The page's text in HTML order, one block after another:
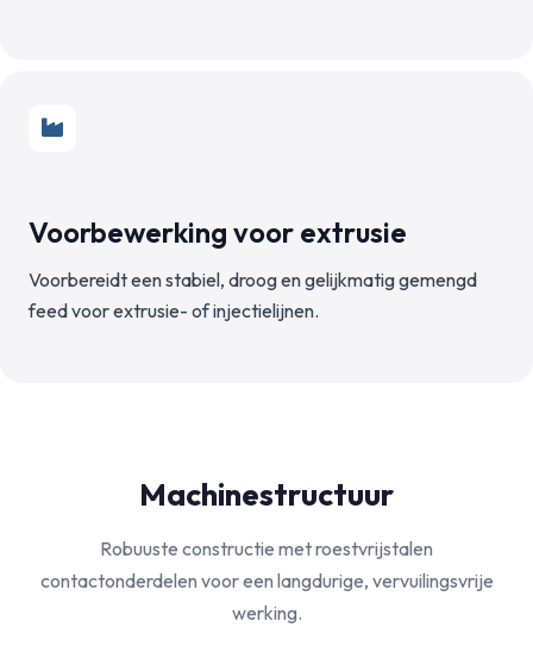
Voorbewerking voor extrusie
Voorbereidt een stabiel, droog en gelijkmatig gemengd
feed voor extrusie- of injectielijnen.
Machinestructuur
Robuuste constructie met roestvrijstalen
contactonderdelen voor een langdurige, vervuilingsvrije
werking.